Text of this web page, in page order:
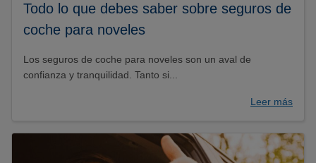
Todo lo que debes saber sobre seguros de
coche para noveles
Los seguros de coche para noveles son un aval de
confianza y tranquilidad. Tanto si...
Leer más